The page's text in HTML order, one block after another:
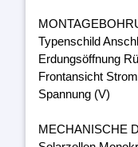
Typenschild
Erdungsöffnung
Frontansicht
Spannung (V)
MECHANISCHE